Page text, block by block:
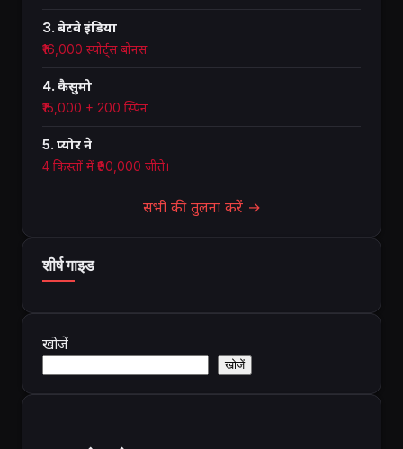
3. बेटवे इंडिया
₹16,000 स्पोर्ट्स बोनस
4. कैसुमो
₹15,000 + 200 स्पिन
5. प्योर ने
4 किस्तों में ₹90,000 जीते।
सभी की तुलना करें →
शीर्ष गाइड
खोजें
खोजें